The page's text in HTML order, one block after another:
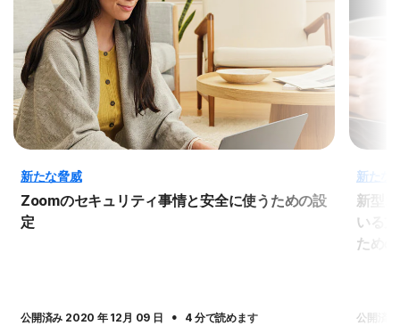
新たな脅威
Zoomのセキュリティ事情と安全に使うための設
定
公開済み 2020 年 12月 09 日 · 4 分で読めます
新たな
新型
いる
ため
公開済